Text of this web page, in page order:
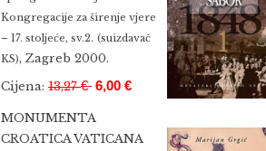
Kongregacije za širenje vjere
– 17. stoljeće, sv.2. (suizdavač
KS), Zagreb 2000.
Cijena: 13,27€ 6,00 €
MONUMENTA
CROATICA VATICANA